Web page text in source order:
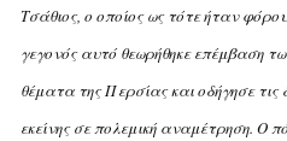
Tσάθιος, ο οποίος ως τότε ήταν
γεγονός αυτό θεωρήθηκε επέμβαση
θέματα της Περσίας και οδήγησε τις
εκείνης σε πολεμική αναμέτρηση. O